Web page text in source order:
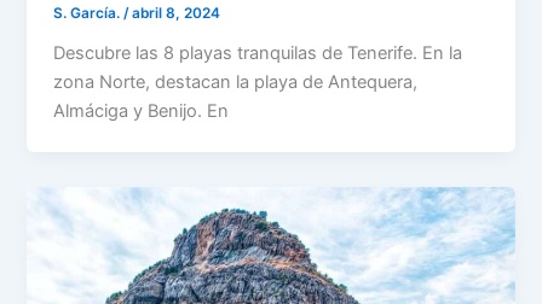
S. García./abril 8, 2024
Descubre las 8 playas tranquilas de Tenerife. En la
zona Norte, destacan la playa de Antequera,
Almáciga y Benijo. En